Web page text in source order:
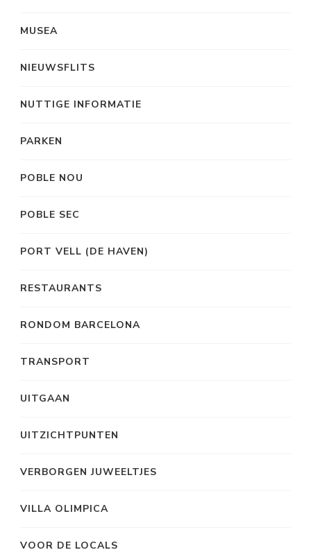
MUSEA
NIEUWSFLITS
NUTTIGE INFORMATIE
PARKEN
POBLE NOU
POBLE SEC
PORT VELL (DE HAVEN)
RESTAURANTS
RONDOM BARCELONA
TRANSPORT
UITGAAN
UITZICHTPUNTEN
VERBORGEN JUWEELTJES
VILLA OLIMPICA
VOOR DE LOCALS